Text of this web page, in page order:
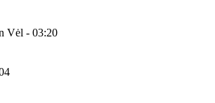
Vėl - 03:20